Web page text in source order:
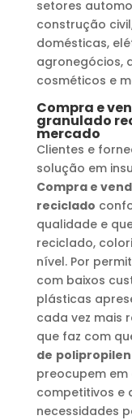
setores
construção
domésticas,
agronegócios,
cosméticos e
Compra e
granulado
mercado
Clientes e
solução em
Compra e
reciclado
qualidade e
reciclado,
nível. Por
com baixos
plásticas
cada vez mais
que faz com
de
preocupem
competitivos e
necessidades